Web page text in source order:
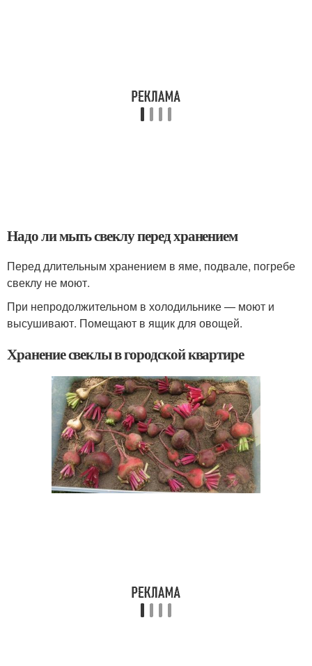
Надо ли мыть свеклу перед хранением
Перед длительным хранением в яме, подвале, погребе
свеклу не моют.
При непродолжительном в холодильнике — моют и
высушивают. Помещают в ящик для овощей.
Хранение свеклы в городской квартире